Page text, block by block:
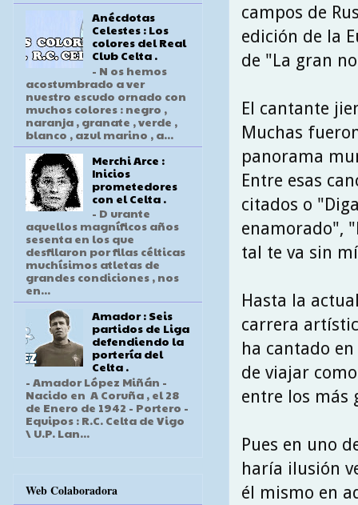
campos de
edición de la
de "La gran
El cantante
Muchas
panorama
Entre esas
citados o
enamorado",
tal te va sin
Hasta la
carrera
ha cantado
de viajar
entre los más
Pues en uno
haría ilusión
él mismo en
Anécdotas
Celestes : Los
colores del Real
Club Celta .
- N os hemos
acostumbrado a ver
nuestro escudo ornado con
muchos colores : negro ,
naranja , granate , verde ,
blanco , azul marino , a...
Merchi Arce :
Inicios
prometedores
con el Celta .
- D urante
aquellos magníficos años
sesenta en los que
desfilaron por filas célticas
muchísimos atletas de
grandes condiciones , nos
en...
Amador : Seis
partidos de Liga
defendiendo la
portería del
Celta .
- Amador López Miñán -
Nacido en A Coruña , el 28
de Enero de 1942 - Portero -
Equipos : R.C. Celta de Vigo
\ U.P. Lan...
Web Colaboradora